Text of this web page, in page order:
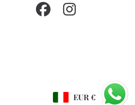
FACEBOOK
EUR €